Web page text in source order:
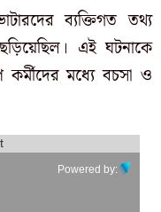
ব্যক্তিগত তথ্য
এই ঘটনাকে
মধ্যে বচসা ও
Powered by: